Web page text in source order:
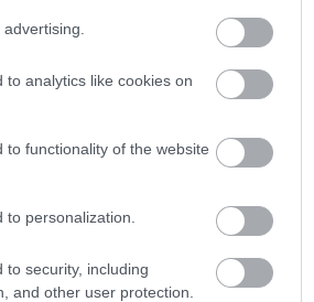
analytics like cookies on
functionality of the website
personalization.
to security, including
and other user protection.
magukat: Az
gyengeségeiket,
készségeiket: A
Az önbizalom
területén